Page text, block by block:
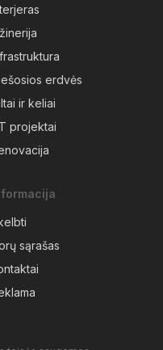
erdvės
ir keliai
projektai
sąrašas